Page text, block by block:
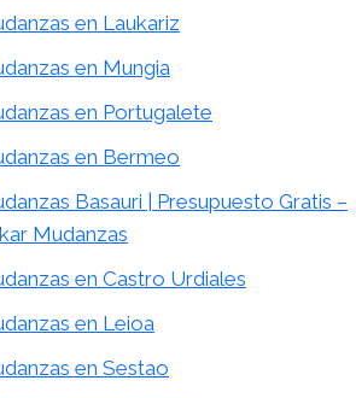
en Laukariz
en Mungia
en Portugalete
en Bermeo
Basauri | Presupuesto Gratis –
Mudanzas
en Castro Urdiales
en Leioa
en Sestao